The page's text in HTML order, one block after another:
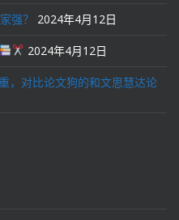
强？ 2024年4月12日
2024年4月12日
，对比论文狗的和文思慧达论